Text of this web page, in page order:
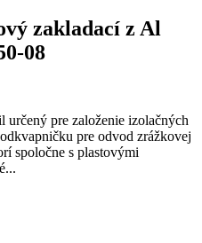
zakladací z Al
08
pre založenie izolačných
pre odvod zrážkovej
spoločne s plastovými